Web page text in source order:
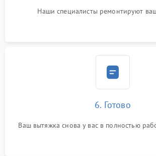
Наши специалисты ремонтируют
6. Готово
Ваш вытяжка снова у вас в полностью